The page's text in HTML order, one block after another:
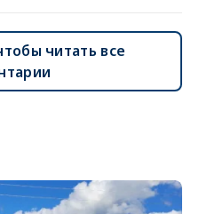
читать все